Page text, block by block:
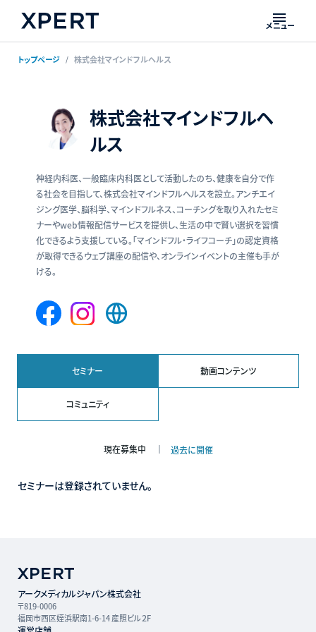
メニュー
トップページ 株式会社マインドフルヘルス
株式会社マインドフルヘ
ルス
神経内科医、一般臨床内科医として活動したのち、健康を自分で作
る社会を目指して、株式会社マインドフルヘルスを設立。アンチエイ
ジング医学、脳科学、マインドフルネス、コーチングを取り入れたセミ
ナーやweb情報配信サービスを提供し、生活の中で賢い選択を習慣
化できるよう支援している。「マインドフル・ライフコーチ」の認定資格
が取得できるウェブ講座の配信や、オンラインイベントの主催も手が
ける。
FacebookInstagram
ジ
Web
セミナー 動画コンテンツ
コミュニティ
現在募集中 過去に開催
セミナーは登録されていません。
アークメディカルジャパン株式会社
〒819-0006
福岡市西区姪浜駅南1-6-14 産照ビル２F